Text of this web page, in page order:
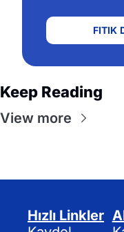
FITIK
Keep Reading
View more
Hızlı Linkler